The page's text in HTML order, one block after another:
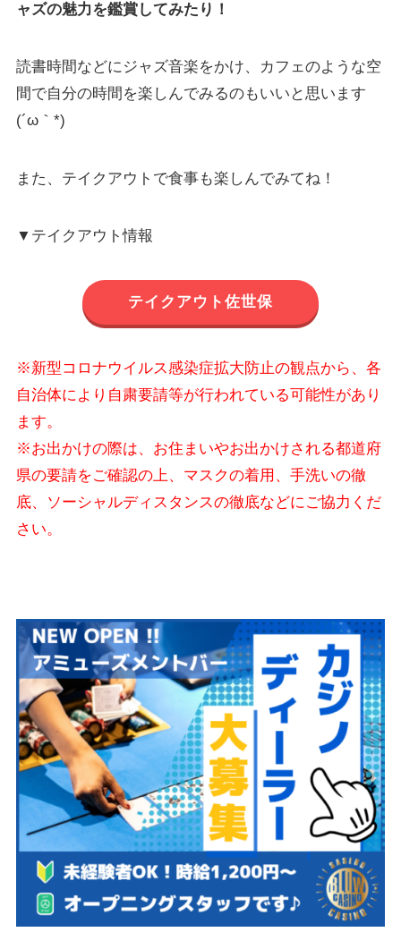
ャズの魅力を鑑賞してみたり！
読書時間などにジャズ音楽をかけ、カフェのような空
間で自分の時間を楽しんでみるのもいいと思います
(´ω｀*)
また、テイクアウトで食事も楽しんでみてね！
▼テイクアウト情報
テイクアウト佐世保
※新型コロナウイルス感染症拡大防止の観点から、各
自治体により自粛要請等が行われている可能性があり
ます。
※お出かけの際は、お住まいやお出かけされる都道府
県の要請をご確認の上、マスクの着用、手洗いの徹
底、ソーシャルディスタンスの徹底などにご協力くだ
さい。